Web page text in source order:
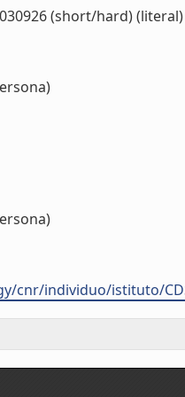
(short/hard) (literal)
cnr/individuo/istituto/